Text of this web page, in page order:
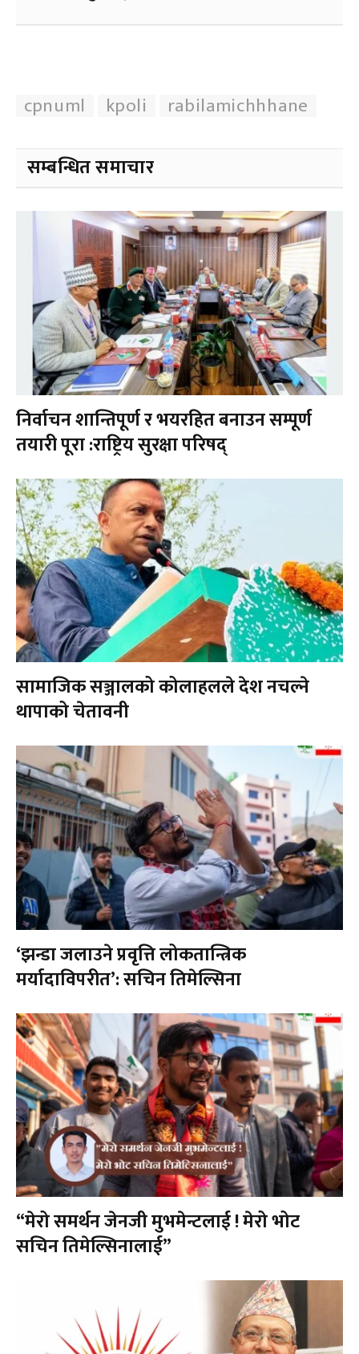
cpnuml kpoli rabilamichhhane
सम्बन्धित समाचार
निर्वाचन शान्तिपूर्ण र भयरहित बनाउन सम्पूर्ण
तयारी पूरा :राष्ट्रिय सुरक्षा परिषद्
सामाजिक सञ्जालको कोलाहलले देश नचल्ने
थापाको चेतावनी
‘झन्डा जलाउने प्रवृत्ति लोकतान्त्रिक
मर्यादाविपरीत’: सचिन तिमेल्सिना
“मेरो समर्थन जेनजी मुभमेन्टलाई ! मेरो भोट
सचिन तिमेल्सिनालाई”